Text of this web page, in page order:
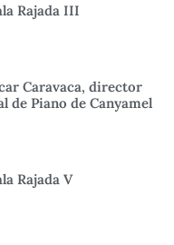
Rajada III
Caravaca, director
de Piano de Canyamel
Rajada V